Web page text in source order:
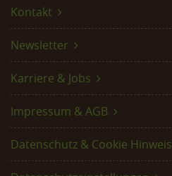
Kontakt
Newsletter
Karriere & Jobs
Impressum & AGB
Datenschutz & Cookie Hinweis